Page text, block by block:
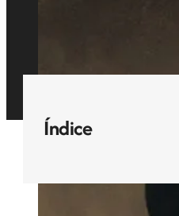
Índice